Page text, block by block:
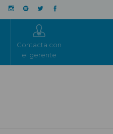
Contacta con
el gerente